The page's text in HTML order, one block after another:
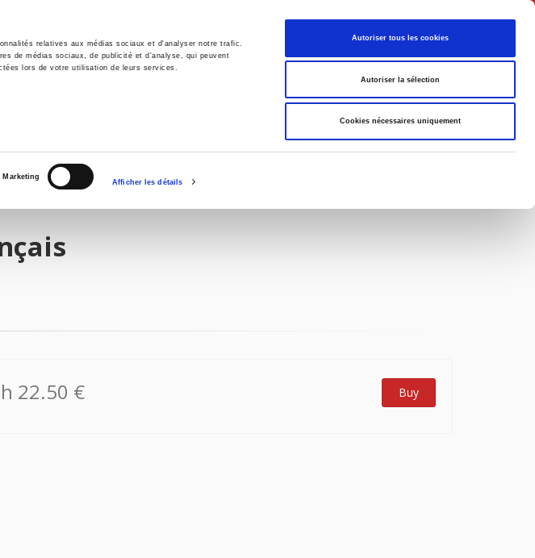
relatives aux médias sociaux et d'analyser notre trafic.
de médias sociaux, de publicité et d'analyse, qui peuvent
lors de votre utilisation de leurs services.
Marketing
Afficher les détails
Autoriser tous les cookies
Autoriser la sélection
Cookies nécessaires uniquement
English
International Politics
22.50 € Buy